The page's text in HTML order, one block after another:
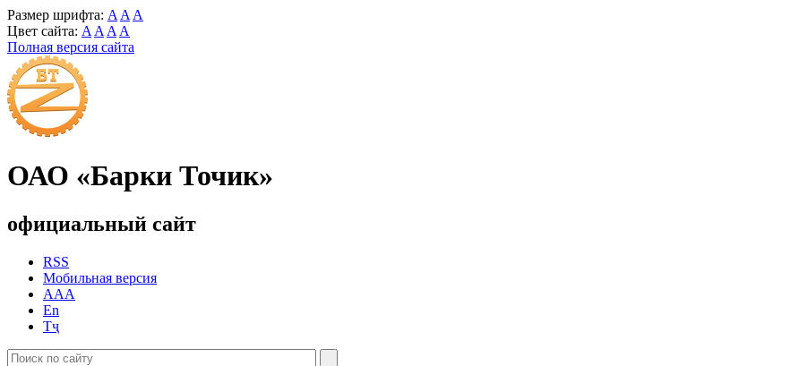
Размер шрифта: A A A
Цвет сайта: A A A A
Полная версия сайта
ОАО «Барки Точик»
официальный сайт
RSS
Мобильная версия
AAA
En
Тҷ